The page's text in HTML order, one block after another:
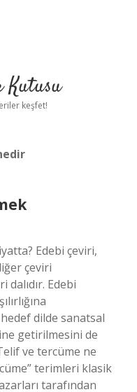
Kutusu
keşfet!
Edebi çeviri,
çeviri
dalıdır. Edebi
dilde sanatsal
getirilmesini de
ve tercüme ne
terimleri klasik
tarafından